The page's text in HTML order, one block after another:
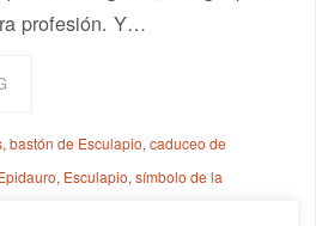
profesión. Y…
,bastón de Esculapio,caduceo de
, Esculapio,símbolo de la